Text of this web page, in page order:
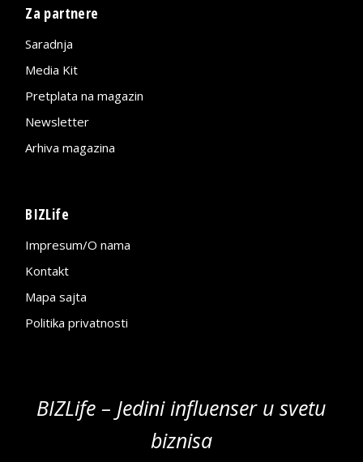
Za partnere
Saradnja
Media Kit
Pretplata na magazin
Newsletter
Arhiva magazina
BIZLife
Impresum/O nama
Kontakt
Mapa sajta
Politika privatnosti
BIZLife – Jedini influenser u svetu
biznisa